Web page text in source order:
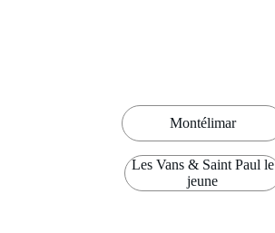
Montélimar
Les Vans & Saint Paul le
jeune